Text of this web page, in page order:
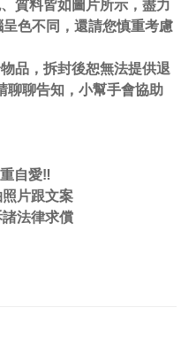
色不同，還請您慎重考慮
品，拆封後恕無法提供退
聊聊告知，小幫手會協助
自愛‼️
片跟文案
法律求償